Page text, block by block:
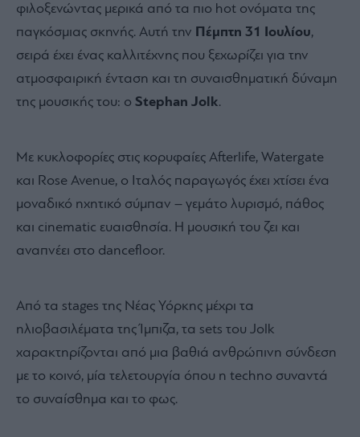
φιλοξενώντας μερικά από τα πιο hot ονόματα της
παγκόσμιας σκηνής. Αυτή την Πέμπτη 31 Ιουλίου,
σειρά έχει ένας καλλιτέχνης που ξεχωρίζει για την
ατμοσφαιρική ένταση και τη συναισθηματική δύναμη
της μουσικής του: ο Stephan Jolk.
Με κυκλοφορίες στις κορυφαίες Afterlife, Watergate
και Rose Avenue, ο Ιταλός παραγωγός έχει χτίσει ένα
μοναδικό ηχητικό σύμπαν – γεμάτο λυρισμό, πάθος
και cinematic ευαισθησία. Η μουσική του ζει και
αναπνέει στο dancefloor.
Από τα stages της Νέας Υόρκης μέχρι τα
ηλιοβασιλέματα της Ίμπιζα, τα sets του Jolk
χαρακτηρίζονται από μια βαθιά ανθρώπινη σύνδεση
με το κοινό, μία τελετουργία όπου η techno συναντά
το συναίσθημα και το φως.